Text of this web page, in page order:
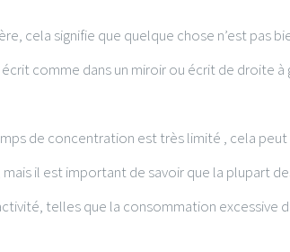
cela signifie que quelque chose n’est pas
écrit comme dans un miroir ou écrit de
de concentration est très limité , cela
il est important de savoir que la plupart
telles que la consommation excessive